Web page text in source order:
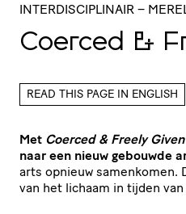
INTERDISCIPLINAIR –
Coerced &
READ THIS PAGE IN ENGLISH
Met Coerced & Freely Given
naar een nieuw gebouwde
arts opnieuw samenkomen.
van het lichaam in tijden